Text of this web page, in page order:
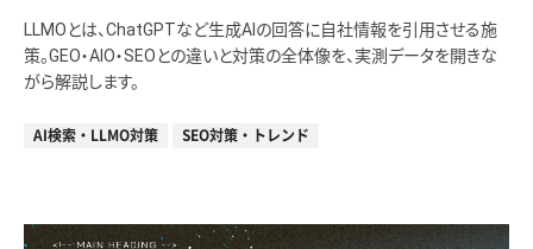
LLMOとは、ChatGPTなど生成AIの回答に自社情報を引用させる施
策。GEO・AIO・SEOとの違いと対策の全体像を、実測データを開きな
がら解説します。
AI検索・LLMO対策 SEO対策・トレンド